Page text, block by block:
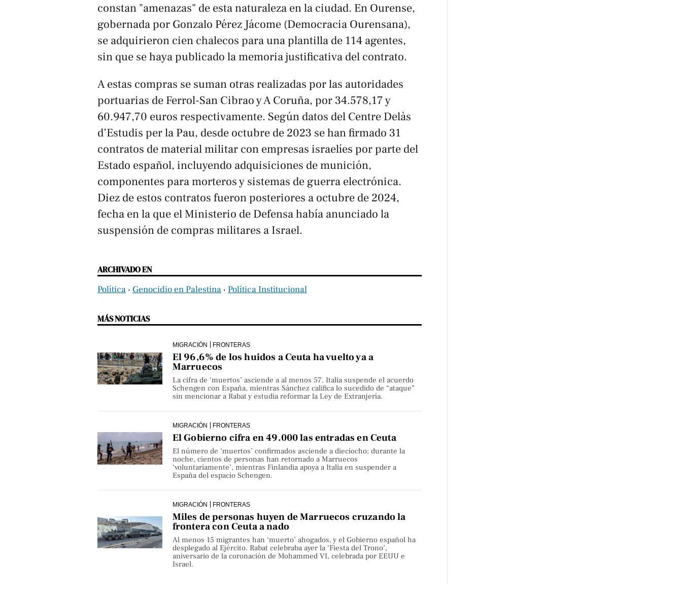
constan "amenazas" de esta naturaleza en la ciudad. En Ourense,
gobernada por Gonzalo Pérez Jácome (Democracia Ourensana),
se adquirieron cien chalecos para una plantilla de 114 agentes,
sin que se haya publicado la memoria justificativa del contrato.
A estas compras se suman otras realizadas por las autoridades
portuarias de Ferrol-San Cibrao y A Coruña, por 34.578,17 y
60.947,70 euros respectivamente. Según datos del Centre Delàs
d’Estudis per la Pau, desde octubre de 2023 se han firmado 31
contratos de material militar con empresas israelíes por parte del
Estado español, incluyendo adquisiciones de munición,
componentes para morteros y sistemas de guerra electrónica.
Diez de estos contratos fueron posteriores a octubre de 2024,
fecha en la que el Ministerio de Defensa había anunciado la
suspensión de compras militares a Israel.
ARCHIVADO EN
Política ‧ Genocidio en Palestina ‧ Política Institucional
MÁS NOTICIAS
MIGRACIÓN FRONTERAS
El 96,6% de los huidos a Ceuta ha vuelto ya a
Marruecos
La cifra de ‘muertos’ asciende a al menos 57. Italia suspende el acuerdo
Schengen con España, mientras Sánchez califica lo sucedido de “ataque”
sin mencionar a Rabat y estudia reformar la Ley de Extranjería.
MIGRACIÓN FRONTERAS
El Gobierno cifra en 49.000 las entradas en Ceuta
El número de ‘muertos’ confirmados asciende a dieciocho; durante la
noche, cientos de personas han retornado a Marruecos
‘voluntariamente’, mientras Finlandia apoya a Italia en suspender a
España del espacio Schengen.
MIGRACIÓN FRONTERAS
Miles de personas huyen de Marruecos cruzando la
frontera con Ceuta a nado
Al menos 15 migrantes han ‘muerto’ ahogados, y el Gobierno español ha
desplegado al Ejército. Rabat celebraba ayer la ‘Fiesta del Trono’,
aniversario de la coronación de Mohammed VI, celebrada por EEUU e
Israel.